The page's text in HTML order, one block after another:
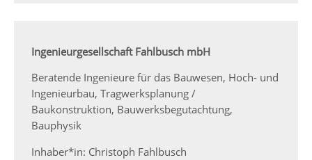
Ingenieurgesellschaft Fahlbusch mbH
Beratende Ingenieure für das Bauwesen, Hoch- und
Ingenieurbau, Tragwerksplanung /
Baukonstruktion, Bauwerksbegutachtung,
Bauphysik
Inhaber*in: Christoph Fahlbusch